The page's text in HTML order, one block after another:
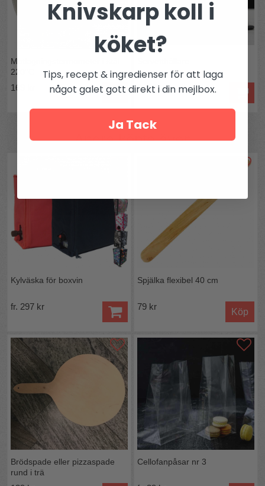
Matlagningstermometer i stål
220°C
169 kr 149 kr
Andra köpte även
Kylväska för boxvin
fr. 297 kr
Spjälka flexibel 40 cm
79 kr
Köp
Brödspade eller pizzaspade
rund i trä
Cellofanpåsar nr 3
Knivskarp koll i
köket?
Tips, recept & ingredienser för att laga
något galet gott direkt i din mejlbox.
Ja Tack